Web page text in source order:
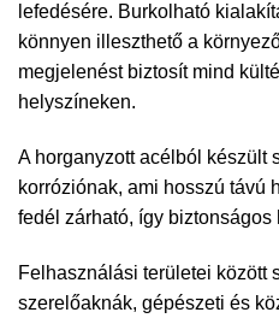
lefedésére. Burkolható
könnyen illeszthető a
megjelenést biztosít mind
helyszíneken.
A horganyzott acélból készült
korróziónak, ami hosszú távú
fedél zárható, így biztonságos
Felhasználási területei között
szerelőaknák, gépészeti és